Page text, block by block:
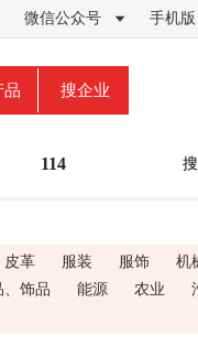
微信公众号  手机版
品 搜企业
114
皮革 服装 服饰 机
、饰品 能源 农业